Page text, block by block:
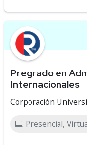
Pregrado en
Internacionales
Corporación
Presencial,